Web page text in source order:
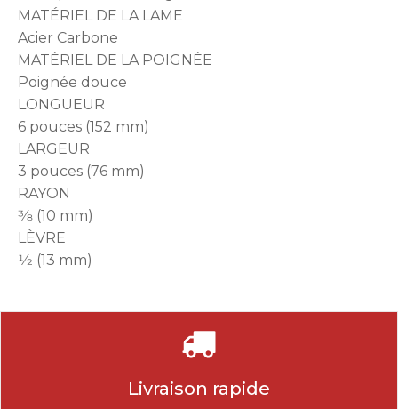
MATÉRIEL DE LA LAME
Acier Carbone
MATÉRIEL DE LA POIGNÉE
Poignée douce
LONGUEUR
6 pouces (152 mm)
LARGEUR
3 pouces (76 mm)
RAYON
3⁄8 (10 mm)
LÈVRE
1⁄2 (13 mm)
Livraison rapide